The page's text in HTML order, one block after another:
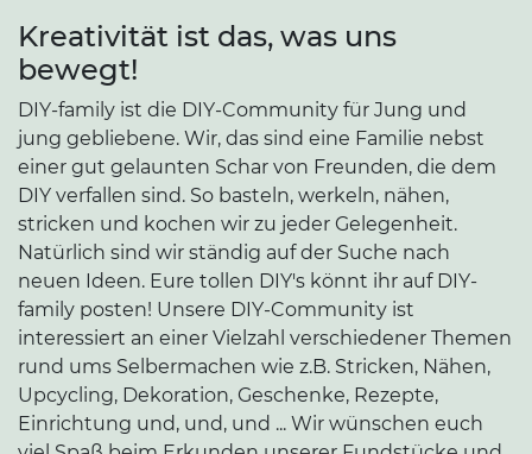
Kreativität ist das, was uns
bewegt!
DIY-family ist die DIY-Community für Jung und
jung gebliebene. Wir, das sind eine Familie nebst
einer gut gelaunten Schar von Freunden, die dem
DIY verfallen sind. So basteln, werkeln, nähen,
stricken und kochen wir zu jeder Gelegenheit.
Natürlich sind wir ständig auf der Suche nach
neuen Ideen. Eure tollen DIY's könnt ihr auf DIY-
family posten! Unsere DIY-Community ist
interessiert an einer Vielzahl verschiedener Themen
rund ums Selbermachen wie z.B. Stricken, Nähen,
Upcycling, Dekoration, Geschenke, Rezepte,
Einrichtung und, und, und ... Wir wünschen euch